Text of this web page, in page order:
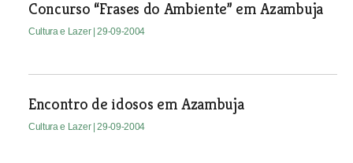
Concurso “Frases do Ambiente” em Azambuja
Cultura e Lazer | 29-09-2004
Encontro de idosos em Azambuja
Cultura e Lazer | 29-09-2004